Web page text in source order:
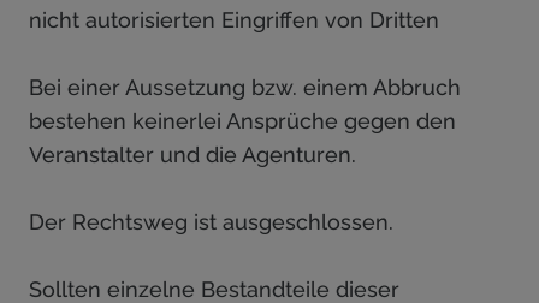
nicht autorisierten Eingriffen von Dritten
Bei einer Aussetzung bzw. einem Abbruch
bestehen keinerlei Ansprüche gegen den
Veranstalter und die Agenturen.
Der Rechtsweg ist ausgeschlossen.
Sollten einzelne Bestandteile dieser